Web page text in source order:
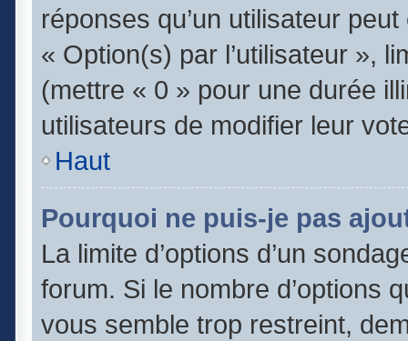
réponses qu’un utilisateur
« Option(s) par l’utilisateur »,
(mettre « 0 » pour une durée
utilisateurs de modifier leur
Haut
Pourquoi ne puis-je pas
La limite d’options d’un
forum. Si le nombre d’options
vous semble trop restreint,